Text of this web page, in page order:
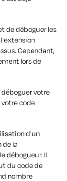
de déboguer les
Cependant,
lors de
votre
code
d'un
de la
débogueur. Il
du code de
nombre